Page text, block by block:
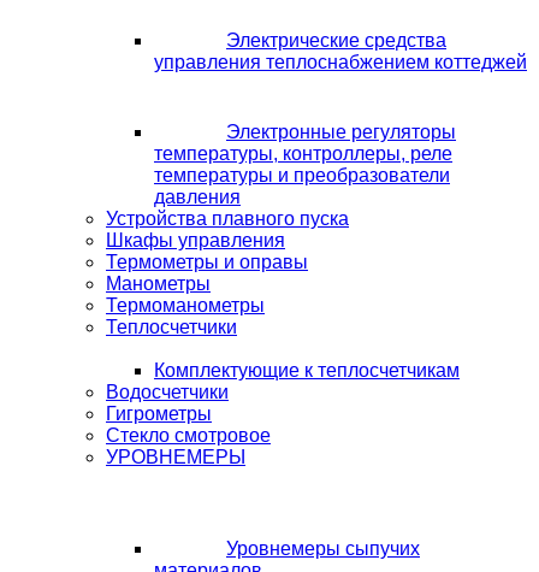
Электрические средства
управления теплоснабжением коттеджей
Электронные регуляторы
температуры, контроллеры, реле
температуры и преобразователи
давления
Устройства плавного пуска
Шкафы управления
Термометры и оправы
Манометры
Термоманометры
Теплосчетчики
Комплектующие к теплосчетчикам
Водосчетчики
Гигрометры
Стекло смотровое
УРОВНЕМЕРЫ
Уровнемеры сыпучих